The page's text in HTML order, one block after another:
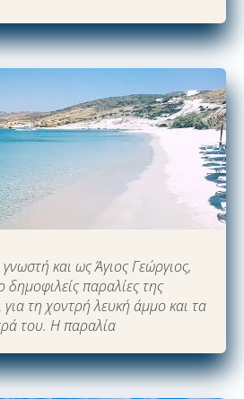
και ως Άγιος Γεώργιος,
δημοφιλείς παραλίες της
τη χοντρή λευκή άμμο και τα
του. Η παραλία